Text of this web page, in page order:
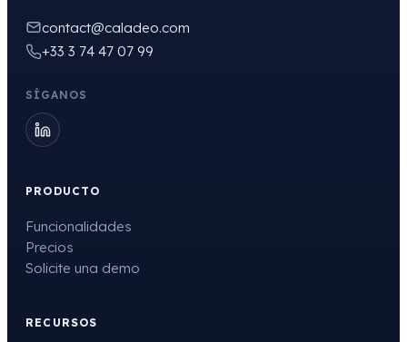
contact@caladeo.com
+33 3 74 47 07 99
SÍGANOS
PRODUCTO
Funcionalidades
Precios
Solicite una demo
RECURSOS